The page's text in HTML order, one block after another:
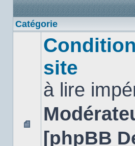
Catégorie
Aucun
message
site
à lire
[phpBB